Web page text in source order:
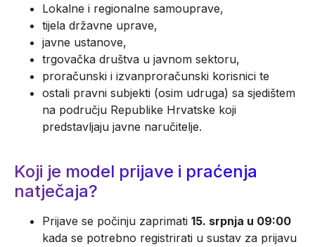
Lokalne i regionalne samouprave,
tijela državne uprave,
javne ustanove,
trgovačka društva u javnom sektoru,
proračunski i izvanproračunski korisnici te
ostali pravni subjekti (osim udruga) sa sjedištem
na području Republike Hrvatske koji
predstavljaju javne naručitelje.
Koji je model prijave i praćenja
natječaja?
Prijave se počinju zaprimati 15. srpnja u 09:00
kada se potrebno registrirati u sustav za prijavu